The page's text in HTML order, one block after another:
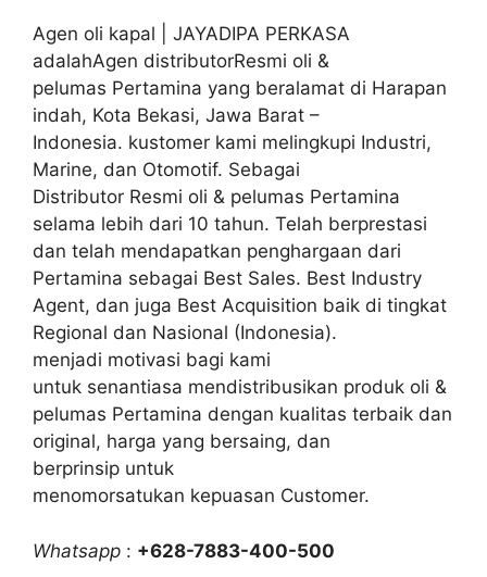
Agen oli kapal | JAYADIPA PERKASA
adalahAgen distributorResmi oli &
pelumas Pertamina yang beralamat di Harapan
indah, Kota Bekasi, Jawa Barat –
Indonesia. kustomer kami melingkupi Industri,
Marine, dan Otomotif. Sebagai
Distributor Resmi oli & pelumas Pertamina
selama lebih dari 10 tahun. Telah berprestasi
dan telah mendapatkan penghargaan dari
Pertamina sebagai Best Sales. Best Industry
Agent, dan juga Best Acquisition baik di tingkat
Regional dan Nasional (Indonesia).
menjadi motivasi bagi kami
untuk senantiasa mendistribusikan produk oli &
pelumas Pertamina dengan kualitas terbaik dan
original, harga yang bersaing, dan
berprinsip untuk
menomorsatukan kepuasan Customer.
Whatsapp : +628-7883-400-500